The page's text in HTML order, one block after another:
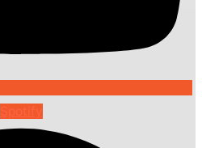
Spotify